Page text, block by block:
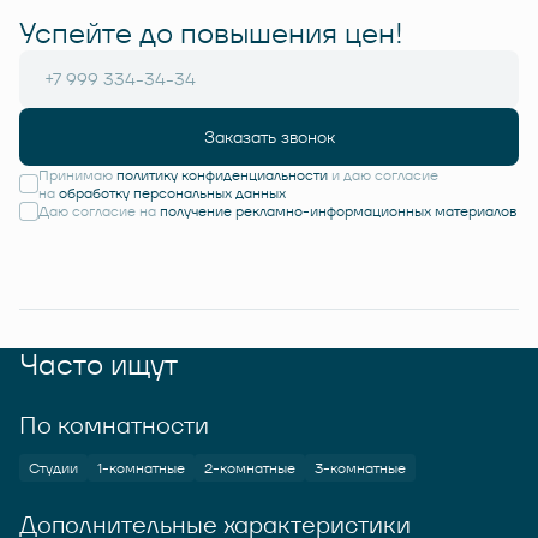
Успейте до повышения цен!
Заказать звонок
Принимаю политику конфиденциальностии даю согласие
на обработку персональных данных
Даю согласие на получение рекламно-информационных материалов
Часто ищут
По комнатности
Студии 1-комнатные 2-комнатные 3-комнатные
Дополнительные характеристики